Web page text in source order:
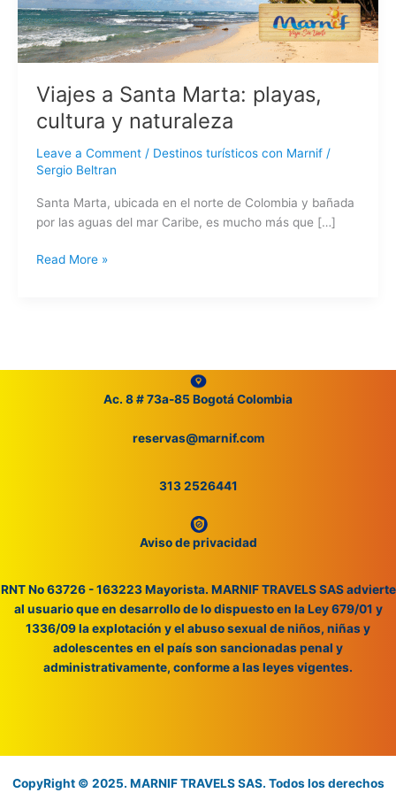
Viajes a Santa Marta: playas,
cultura y naturaleza
Leave a Comment / Destinos turísticos con Marnif/
Sergio Beltran
Santa Marta, ubicada en el norte de Colombia y bañada
por las aguas del mar Caribe, es mucho más que […]
naturaleza
Read More »
Ac. 8 # 73a-85 Bogotá Colombia
reservas@marnif.com
313 2526441
Aviso de privacidad
RNT No 63726 - 163223 Mayorista. MARNIF TRAVELS SAS advierte
al usuario que en desarrollo de lo dispuesto en la Ley 679/01 y
1336/09 la explotación y el abuso sexual de niños, niñas y
adolescentes en el país son sancionadas penal y
administrativamente, conforme a las leyes vigentes.
CopyRight © 2025. MARNIF TRAVELS SAS. Todos los derechos